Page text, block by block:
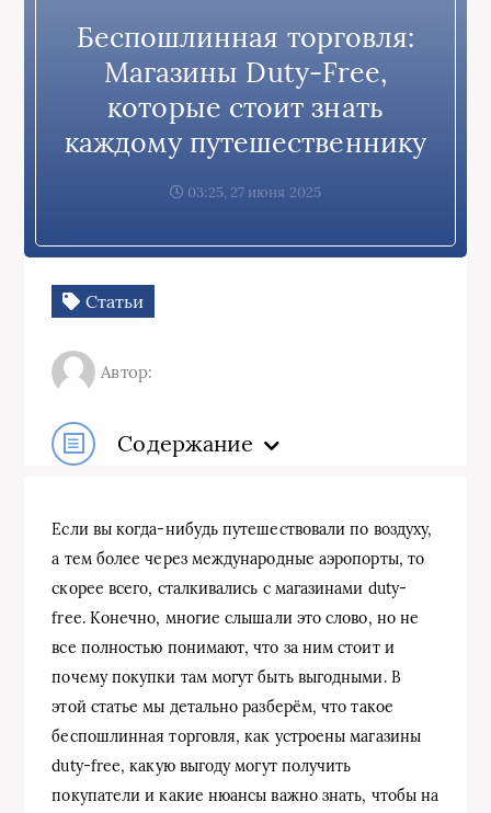
Беспошлинная торговля:
Магазины Duty-Free,
которые стоит знать
каждому путешественнику
03:25, 27 июня 2025
Статьи
Автор:
Содержание
Если вы когда-нибудь путешествовали по воздуху,
а тем более через международные аэропорты, то
скорее всего, сталкивались с магазинами duty-
free. Конечно, многие слышали это слово, но не
все полностью понимают, что за ним стоит и
почему покупки там могут быть выгодными. В
этой статье мы детально разберём, что такое
беспошлинная торговля, как устроены магазины
duty-free, какую выгоду могут получить
покупатели и какие нюансы важно знать, чтобы на